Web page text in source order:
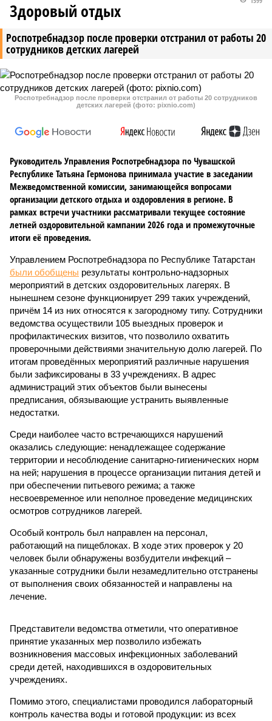
Роспотребнадзор после проверки отстранил от работы 20
сотрудников детских лагерей
Здоровый отдых
Роспотребнадзор после проверки отстранил от работы 20 сотрудников
детских лагерей (фото: pixnio.com)
Руководитель Управления Роспотребнадзора по Чувашской
Республике Татьяна Гермонова принимала участие в заседании
Межведомственной комиссии, занимающейся вопросами
организации детского отдыха и оздоровления в регионе. В
рамках встречи участники рассматривали текущее состояние
летней оздоровительной кампании 2026 года и промежуточные
итоги её проведения.
Управлением Роспотребнадзора по Республике Татарстан
были обобщены результаты контрольно-надзорных
мероприятий в детских оздоровительных лагерях. В
нынешнем сезоне функционирует 299 таких учреждений,
причём 14 из них относятся к загородному типу. Сотрудники
ведомства осуществили 105 выездных проверок и
профилактических визитов, что позволило охватить
проверочными действиями значительную долю лагерей. По
итогам проведённых мероприятий различные нарушения
были зафиксированы в 33 учреждениях. В адрес
администраций этих объектов были вынесены
предписания, обязывающие устранить выявленные
недостатки.
Среди наиболее часто встречающихся нарушений
оказались следующие: ненадлежащее содержание
территории и несоблюдение санитарно-гигиенических норм
на ней; нарушения в процессе организации питания детей и
при обеспечении питьевого режима; а также
несвоевременное или неполное проведение медицинских
осмотров сотрудников лагерей.
Особый контроль был направлен на персонал,
работающий на пищеблоках. В ходе этих проверок у 20
человек были обнаружены возбудители инфекций –
указанные сотрудники были незамедлительно отстранены
от выполнения своих обязанностей и направлены на
лечение.
Представители ведомства отметили, что оперативное
принятие указанных мер позволило избежать
возникновения массовых инфекционных заболеваний
среди детей, находившихся в оздоровительных
учреждениях.
Помимо этого, специалистами проводился лабораторный
контроль качества воды и готовой продукции: из всех